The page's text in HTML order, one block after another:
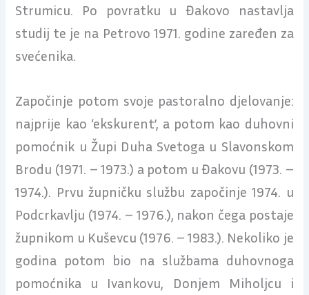
Strumicu. Po povratku u Đakovo nastavlja
studij te je na Petrovo 1971. godine zaređen za
svećenika.
Započinje potom svoje pastoralno djelovanje:
najprije kao ‘ekskurent’, a potom kao duhovni
pomoćnik u Župi Duha Svetoga u Slavonskom
Brodu (1971. – 1973.) a potom u Đakovu (1973. –
1974.). Prvu župničku službu započinje 1974. u
Podcrkavlju (1974. – 1976.), nakon čega postaje
župnikom u Kuševcu (1976. – 1983.). Nekoliko je
godina potom bio na službama duhovnoga
pomoćnika u Ivankovu, Donjem Miholjcu i